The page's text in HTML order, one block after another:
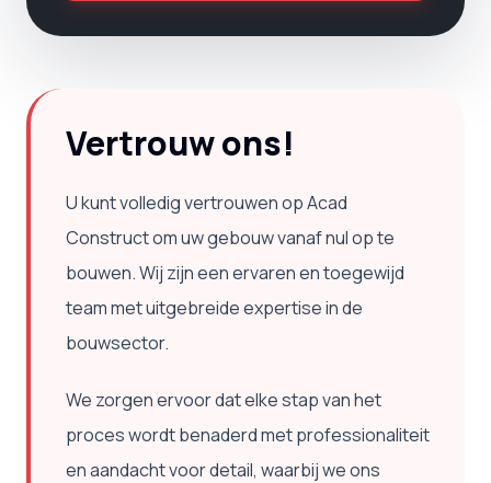
Vertrouw ons!
U kunt volledig vertrouwen op Acad
Construct om uw gebouw vanaf nul op te
bouwen. Wij zijn een ervaren en toegewijd
team met uitgebreide expertise in de
bouwsector.
We zorgen ervoor dat elke stap van het
proces wordt benaderd met professionaliteit
en aandacht voor detail, waarbij we ons